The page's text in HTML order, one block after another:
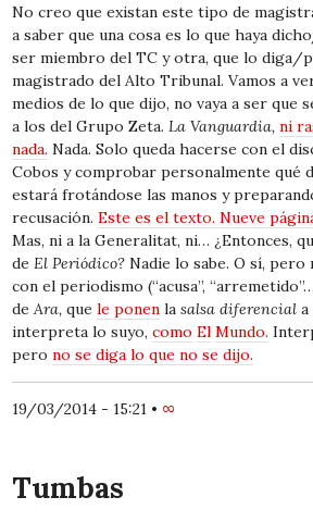
No creo que existan este tipo de
a saber que una cosa es lo que haya
ser miembro del TC y otra, que lo diga/
magistrado del Alto Tribunal. Vamos a
medios de lo que dijo, no vaya a ser que
a los del Grupo Zeta.La Vanguardia, ni
nada. Nada. Solo queda hacerse con el
Cobos y comprobar personalmente qué
estará frotándose las manos y
recusación.Este es el texto. Nueve
Mas, ni a la Generalitat, ni… ¿Entonces,
deEl Periódico? Nadie lo sabe. O sí, pero
con el periodismo (“acusa”,
deAra, quele ponen lasalsa diferencial a
interpreta lo suyo,como El Mundo.
perono se diga lo que no se dijo.
19/03/2014 - 15:21 • ∞
Tumbas